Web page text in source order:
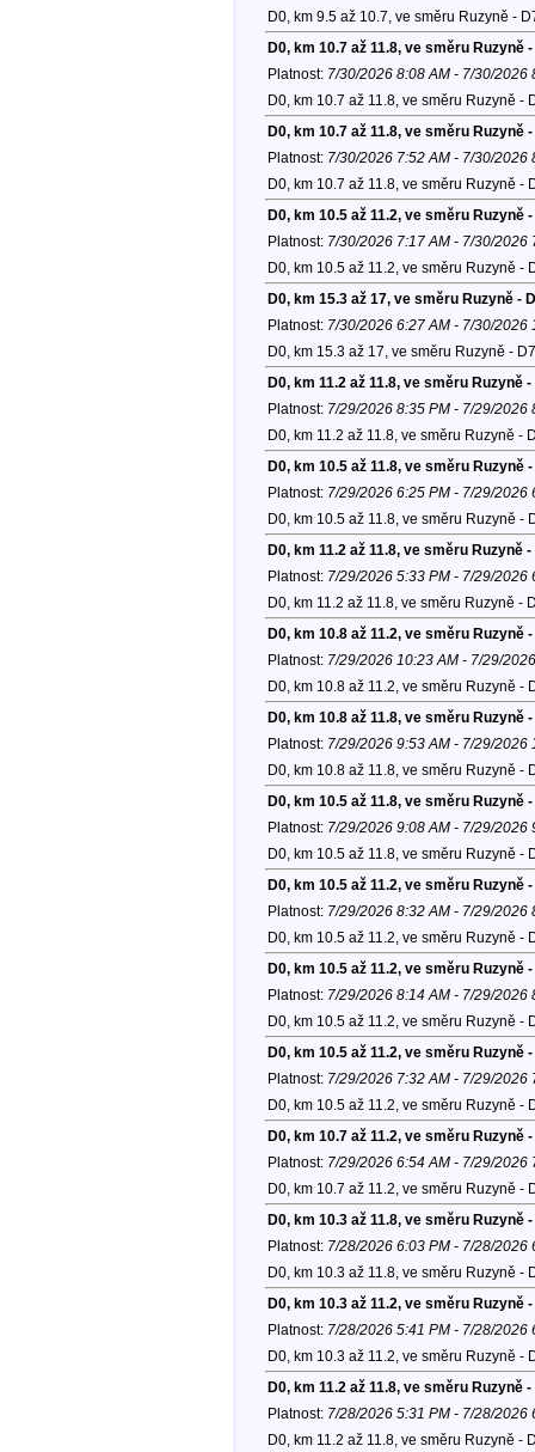
D0, km 9.5 až 10.7, ve směru Ruzyně -
D0, km 10.7 až 11.8, ve směru Ruzyně -
Platnost: 7/30/2026 8:08 AM - 7/30/2026
D0, km 10.7 až 11.8, ve směru Ruzyně -
D0, km 10.7 až 11.8, ve směru Ruzyně -
Platnost: 7/30/2026 7:52 AM - 7/30/2026
D0, km 10.7 až 11.8, ve směru Ruzyně -
D0, km 10.5 až 11.2, ve směru Ruzyně -
Platnost: 7/30/2026 7:17 AM - 7/30/2026
D0, km 10.5 až 11.2, ve směru Ruzyně -
D0, km 15.3 až 17, ve směru Ruzyně -
Platnost: 7/30/2026 6:27 AM - 7/30/2026
D0, km 15.3 až 17, ve směru Ruzyně -
D0, km 11.2 až 11.8, ve směru Ruzyně -
Platnost: 7/29/2026 8:35 PM - 7/29/2026
D0, km 11.2 až 11.8, ve směru Ruzyně -
D0, km 10.5 až 11.8, ve směru Ruzyně -
Platnost: 7/29/2026 6:25 PM - 7/29/2026
D0, km 10.5 až 11.8, ve směru Ruzyně -
D0, km 11.2 až 11.8, ve směru Ruzyně -
Platnost: 7/29/2026 5:33 PM - 7/29/2026
D0, km 11.2 až 11.8, ve směru Ruzyně -
D0, km 10.8 až 11.2, ve směru Ruzyně -
Platnost: 7/29/2026 10:23 AM - 7/29/
D0, km 10.8 až 11.2, ve směru Ruzyně -
D0, km 10.8 až 11.8, ve směru Ruzyně -
Platnost: 7/29/2026 9:53 AM - 7/29/2026
D0, km 10.8 až 11.8, ve směru Ruzyně -
D0, km 10.5 až 11.8, ve směru Ruzyně -
Platnost: 7/29/2026 9:08 AM - 7/29/2026
D0, km 10.5 až 11.8, ve směru Ruzyně -
D0, km 10.5 až 11.2, ve směru Ruzyně -
Platnost: 7/29/2026 8:32 AM - 7/29/2026
D0, km 10.5 až 11.2, ve směru Ruzyně -
D0, km 10.5 až 11.2, ve směru Ruzyně -
Platnost: 7/29/2026 8:14 AM - 7/29/2026
D0, km 10.5 až 11.2, ve směru Ruzyně -
D0, km 10.5 až 11.2, ve směru Ruzyně -
Platnost: 7/29/2026 7:32 AM - 7/29/2026
D0, km 10.5 až 11.2, ve směru Ruzyně -
D0, km 10.7 až 11.2, ve směru Ruzyně -
Platnost: 7/29/2026 6:54 AM - 7/29/2026
D0, km 10.7 až 11.2, ve směru Ruzyně -
D0, km 10.3 až 11.8, ve směru Ruzyně -
Platnost: 7/28/2026 6:03 PM - 7/28/2026
D0, km 10.3 až 11.8, ve směru Ruzyně -
D0, km 10.3 až 11.2, ve směru Ruzyně -
Platnost: 7/28/2026 5:41 PM - 7/28/2026
D0, km 10.3 až 11.2, ve směru Ruzyně -
D0, km 11.2 až 11.8, ve směru Ruzyně -
Platnost: 7/28/2026 5:31 PM - 7/28/2026
D0, km 11.2 až 11.8, ve směru Ruzyně -